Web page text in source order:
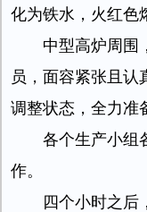
化为铁水，火红色
中型高炉周围
员，面容紧张且认
调整状态，全力准
各个生产小组
作。
四个小时之后